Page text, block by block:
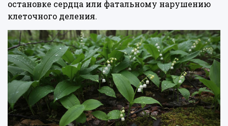
остановке сердца или фатальному нарушению
клеточного деления.